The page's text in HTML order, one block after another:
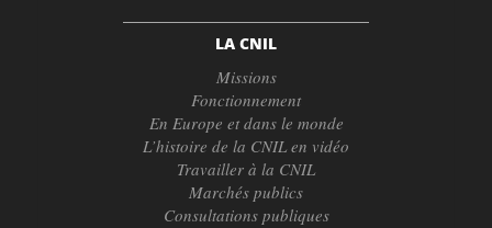
LA CNIL
Missions
Fonctionnement
En Europe et dans le monde
L’histoire de la CNIL en vidéo
Travailler à la CNIL
Marchés publics
Consultations publiques